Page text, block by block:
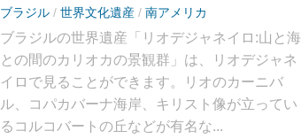
ブラジル / 世界文化遺産 / 南アメリカ
ブラジルの世界遺産「リオデジャネイロ:山と海
との間のカリオカの景観群」は、リオデジャネ
イロで見ることができます。リオのカーニバ
ル、コパカバーナ海岸、キリスト像が立ってい
るコルコバートの丘などが有名な...